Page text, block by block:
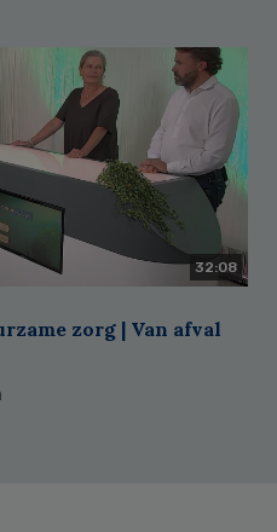
32:08
zorg | Van afval